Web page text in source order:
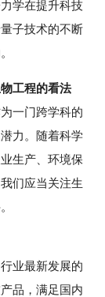
学在提升科技
子技术的不断
工程的看法
一门跨学科的
力。随着科学
生产、环境保
们应当关注生
业最新发展的
品，满足国内